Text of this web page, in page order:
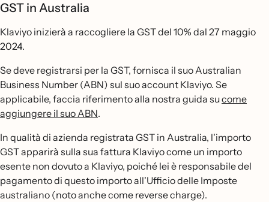
GST in Australia
Klaviyo inizierà a raccogliere la GST del 10% dal 27 maggio
2024.
Se deve registrarsi per la GST, fornisca il suo Australian
Business Number (ABN) sul suo account Klaviyo. Se
applicabile, faccia riferimento alla nostra guida sucome
aggiungere il suo ABN.
In qualità di azienda registrata GST in Australia, l'importo
GST apparirà sulla sua fattura Klaviyo come un importo
esente non dovuto a Klaviyo, poiché lei è responsabile del
pagamento di questo importo all'Ufficio delle Imposte
australiano (noto anche come reverse charge).